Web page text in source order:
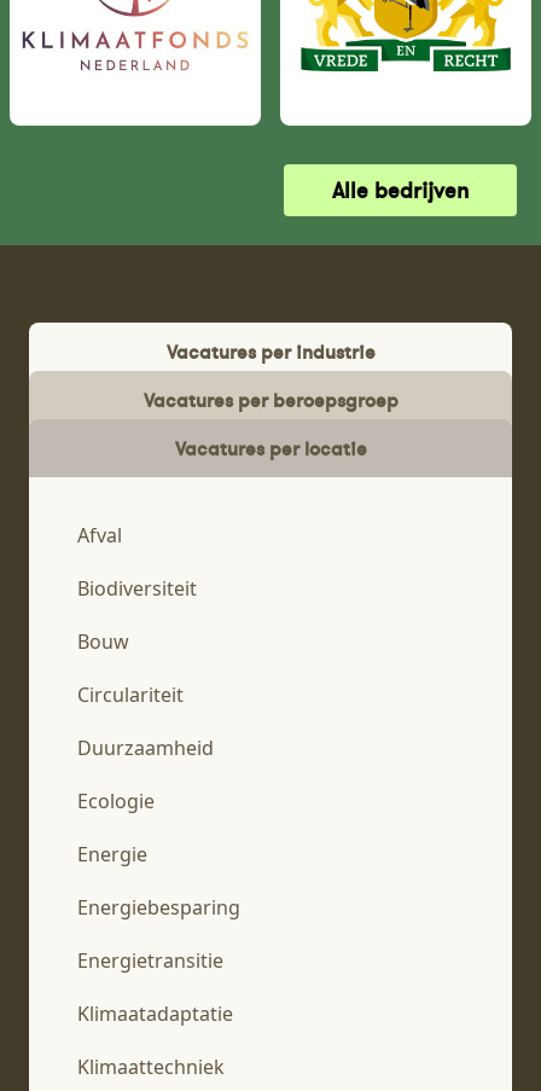
Alle bedrijven
Vacatures per industrie
Vacatures per beroepsgroep
Vacatures per locatie
Afval
Biodiversiteit
Bouw
Circulariteit
Duurzaamheid
Ecologie
Energie
Energiebesparing
Energietransitie
Klimaatadaptatie
Klimaattechniek